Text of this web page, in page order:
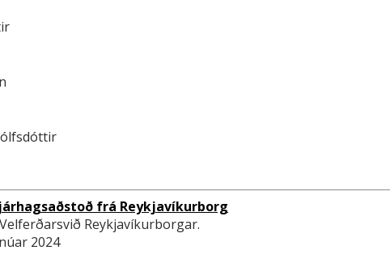
frá Reykjavíkurborg
Reykjavíkurborgar.
2024